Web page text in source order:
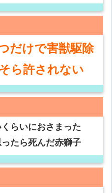
だけで害獣駆除
ら許されない
らいにおさまった
たら死んだ赤獅子